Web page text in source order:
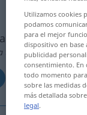
traducciones
traducción, hacer
Utilizamos cookies
podamos
para el mejor
dispositivo en base
publicidad
consentimiento. En
todo momento
sobre las medidas
más detallada
legal.